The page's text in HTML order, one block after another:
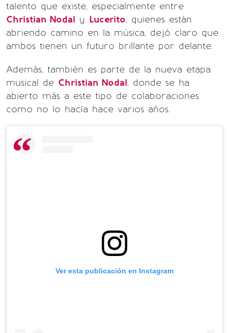
talento que existe, especialmente entre
Christian Nodal y Lucerito, quienes están
abriendo camino en la música, dejó claro que
ambos tienen un futuro brillante por delante.
Además, también es parte de la nueva etapa
musical de Christian Nodal, donde se ha
abierto más a este tipo de colaboraciones
como no lo hacía hace varios años.
Ver esta publicación en Instagram